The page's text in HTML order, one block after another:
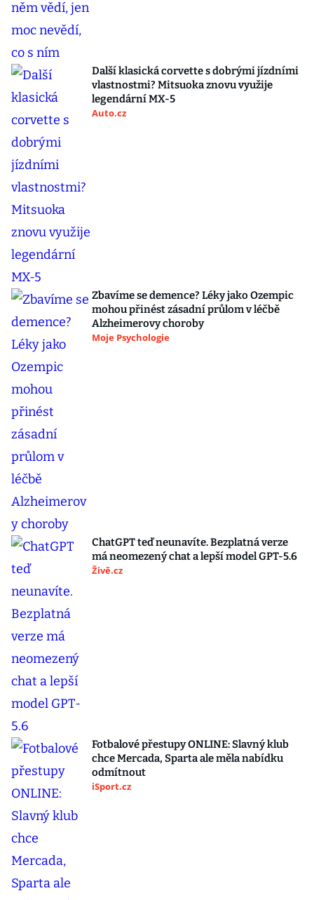
Další klasická corvette s dobrými jízdními
vlastnostmi? Mitsuoka znovu využije
legendární MX-5
Auto.cz
Zbavíme se demence? Léky jako Ozempic
mohou přinést zásadní průlom v léčbě
Alzheimerovy choroby
Moje Psychologie
ChatGPT teď neunavíte. Bezplatná verze
má neomezený chat a lepší model GPT-5.6
Živě.cz
Fotbalové přestupy ONLINE: Slavný klub
chce Mercada, Sparta ale měla nabídku
odmítnout
iSport.cz